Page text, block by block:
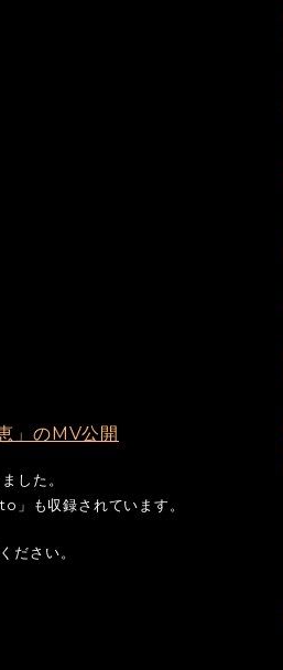
のMV公開
した。
」も収録されています。
ださい。